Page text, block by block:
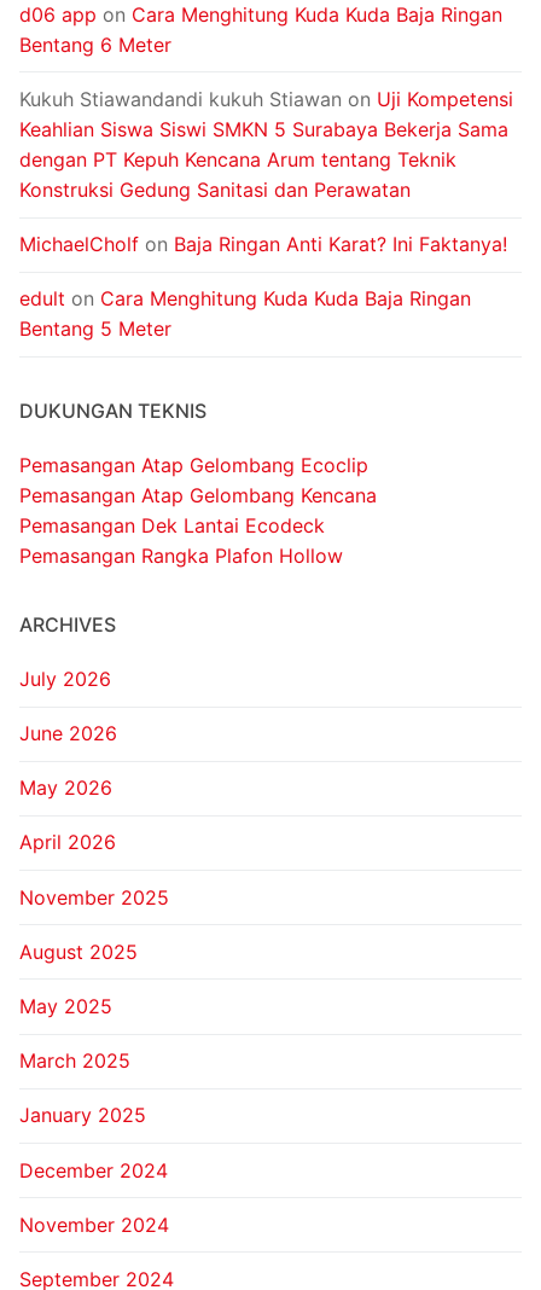
d06 app on Cara Menghitung Kuda Kuda Baja Ringan
Bentang 6 Meter
Kukuh Stiawandandi kukuh Stiawan on Uji Kompetensi
Keahlian Siswa Siswi SMKN 5 Surabaya Bekerja Sama
dengan PT Kepuh Kencana Arum tentang Teknik
Konstruksi Gedung Sanitasi dan Perawatan
MichaelCholf on Baja Ringan Anti Karat? Ini Faktanya!
edult on Cara Menghitung Kuda Kuda Baja Ringan
Bentang 5 Meter
DUKUNGAN TEKNIS
Pemasangan Atap Gelombang Ecoclip
Pemasangan Atap Gelombang Kencana
Pemasangan Dek Lantai Ecodeck
Pemasangan Rangka Plafon Hollow
ARCHIVES
July 2026
June 2026
May 2026
April 2026
November 2025
August 2025
May 2025
March 2025
January 2025
December 2024
November 2024
September 2024